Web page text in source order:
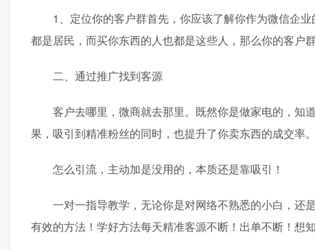
1、定位你的客户群首先，你应该了解你作为微信企业
都是居民，而买你东西的人也都是这些人，那么你的客户
二、通过推广找到客源
客户去哪里，微商就去那里。既然你是做家电的，知
果，吸引到精准粉丝的同时，也提升了你卖东西的成交率。
怎么引流，主动加是没用的，本质还是靠吸引！
一对一指导教学，无论你是对网络不熟悉的小白，还
有效的方法！学好方法每天精准客源不断！出单不断！想